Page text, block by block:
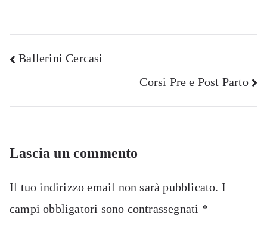
Navigazione
articoli
Ballerini Cercasi
Corsi Pre e Post Parto
Lascia un commento
Il tuo indirizzo email non sarà pubblicato. I
campi obbligatori sono contrassegnati *